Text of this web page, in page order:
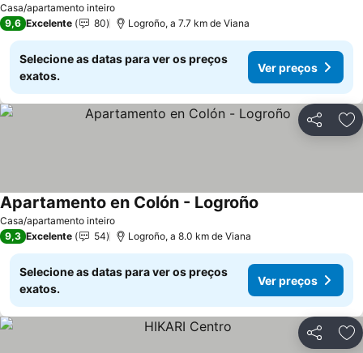
Casa/apartamento inteiro
9,6 Excelente 80 Logroño, a 7.7 km de Viana
Selecione as datas para ver os preços
exatos.
Ver preços
Partilhar
Casa/apartamento inteiro
Apartamento en Colón - Logroño
9,3 Excelente 54 Logroño, a 8.0 km de Viana
Selecione as datas para ver os preços
exatos.
Ver preços
Partilhar